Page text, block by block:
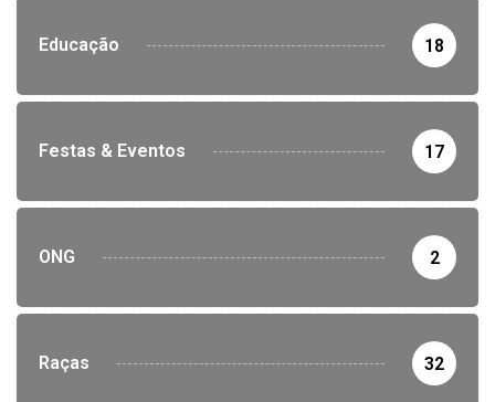
Educação 18
Festas & Eventos 17
ONG 2
Raças 32